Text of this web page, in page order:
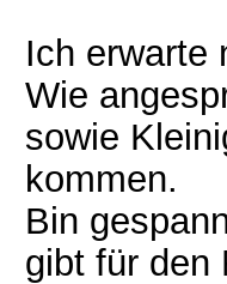
Ich erwarte
Wie
sowie
kommen.
Bin
gibt für den